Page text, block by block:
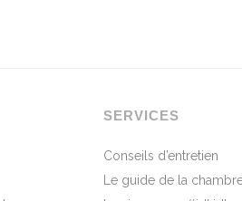
SERVICES
Conseils d’entretien
Le guide de la